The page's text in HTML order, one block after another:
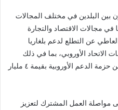
بين البلدين في مختلف المجالات
في مجالات الاقتصاد والتجارة
عن التطلع لدعم بلغاريا
الأوروبي، بما في ذلك
اعتماد صرف الشريحة الثانية من حزمة الدعم الأوروبية بقيمة ٤ مليار
مواصلة العمل المشترك لتعزيز